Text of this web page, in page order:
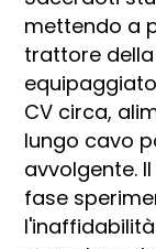
mettendo a
trattore
CV circa,
lungo cavo
avvolgente.
fase